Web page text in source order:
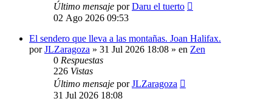
Último mensaje porDaru el tuerto
02 Ago 2026 09:53
El sendero que lleva a las montañas. Joan Halifax.
porJLZaragoza » 31 Jul 2026 18:08 » en Zen
0 Respuestas
226 Vistas
Último mensaje porJLZaragoza
31 Jul 2026 18:08